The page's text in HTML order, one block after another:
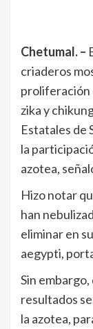
Chetumal. –
criaderos
proliferación
zika y
Estatales de
la
azotea,
Hizo notar
han
eliminar en
aegypti,
Sin
resultados
la azotea,